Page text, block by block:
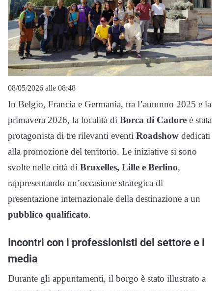
08/05/2026 alle 08:48
In Belgio, Francia e Germania, tra l’autunno 2025 e la
primavera 2026, la località di Borca di Cadore è stata
protagonista di tre rilevanti eventi Roadshow dedicati
alla promozione del territorio. Le iniziative si sono
svolte nelle città di Bruxelles, Lille e Berlino,
rappresentando un’occasione strategica di
presentazione internazionale della destinazione a un
pubblico qualificato.
Incontri con i professionisti del settore e i
media
Durante gli appuntamenti, il borgo è stato illustrato a